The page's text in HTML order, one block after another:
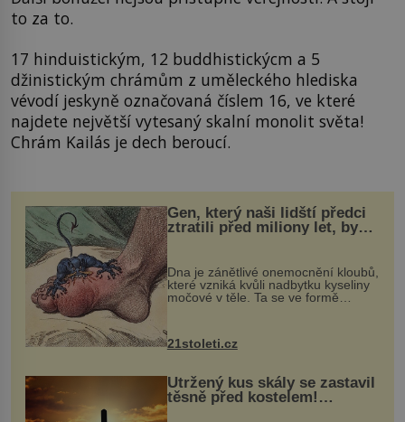
to za to.
17 hinduistickým, 12 buddhistickýcm a 5
džinistickým chrámům z uměleckého hlediska
vévodí jeskyně označovaná číslem 16, ve které
najdete největší vytesaný skalní monolit světa!
Chrám Kailás je dech beroucí.
Gen, který naši lidští předci
ztratili před miliony let, by
mohl pomoci s léčbou
„nemoci králů“
Dna je zánětlivé onemocnění kloubů,
které vzniká kvůli nadbytku kyseliny
močové v těle. Ta se ve formě
nohou, a způsobuje bole...
21stoleti.cz
Utržený kus skály se zastavil
těsně před kostelem!
Ochránila ho boží síla?